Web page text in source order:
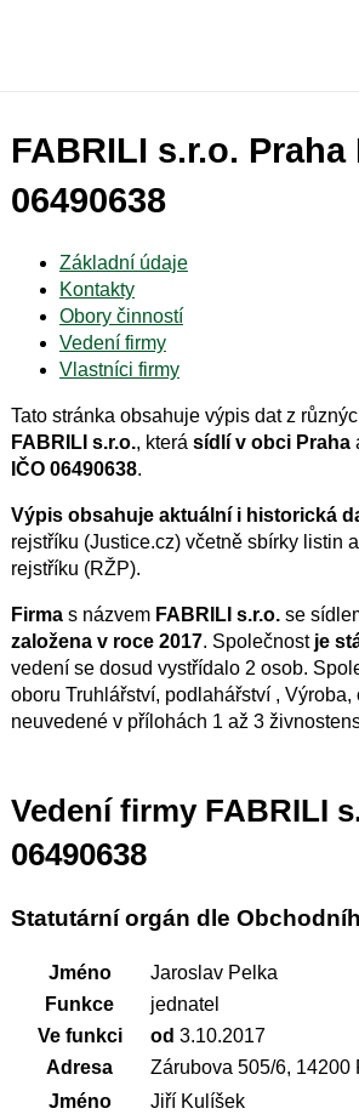
FABRILI s.r.o. Praha
06490638
Základní údaje
Kontakty
Obory činností
Vedení firmy
Vlastníci firmy
Tato stránka obsahuje výpis dat z
FABRILI s.r.o., která sídlí v obci Praha
IČO 06490638.
Výpis obsahuje aktuální i historická
rejstříku (Justice.cz) včetně sbírky listin
rejstříku (RŽP).
Firmas názvem FABRILI s.r.o.se
založena v roce 2017. Společnost je
vedení se dosud vystřídalo 2 osob.
oboru Truhlářství, podlahářství ,
neuvedené v přílohách 1 až 3
Vedení firmy FABRILI
06490638
Statutární orgán dle
Jméno
Jaroslav Pelka
Funkce
jednatel
Ve funkci
od 3.10.2017
Adresa
Zárubova 505/6, 14200
Jméno
Jiří Kulíšek